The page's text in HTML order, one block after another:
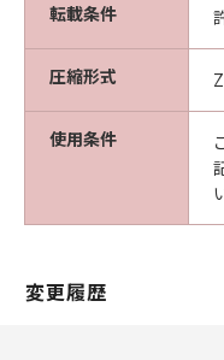
転載条件
圧縮形式
使用条件
変更履歴